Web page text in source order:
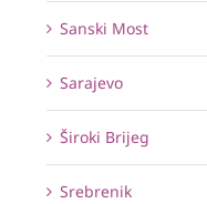
Sanski Most
Sarajevo
Široki Brijeg
Srebrenik